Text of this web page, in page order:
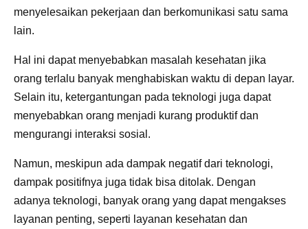
menyelesaikan pekerjaan dan berkomunikasi satu sama
lain.
Hal ini dapat menyebabkan masalah kesehatan jika
orang terlalu banyak menghabiskan waktu di depan layar.
Selain itu, ketergantungan pada teknologi juga dapat
menyebabkan orang menjadi kurang produktif dan
mengurangi interaksi sosial.
Namun, meskipun ada dampak negatif dari teknologi,
dampak positifnya juga tidak bisa ditolak. Dengan
adanya teknologi, banyak orang yang dapat mengakses
layanan penting, seperti layanan kesehatan dan